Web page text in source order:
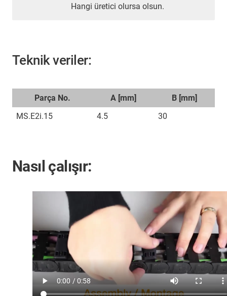
Hangi üretici olursa olsun.
Teknik veriler:
Parça No. A [mm]
B [mm]
MS.E2i.15
4.5 30
Nasıl çalışır: